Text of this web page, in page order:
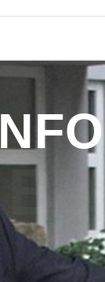
NFO
BÜ